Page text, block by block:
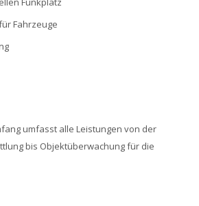
Fahrzeuge
umfasst alle Leistungen von der
bis Objektüberwachung für die